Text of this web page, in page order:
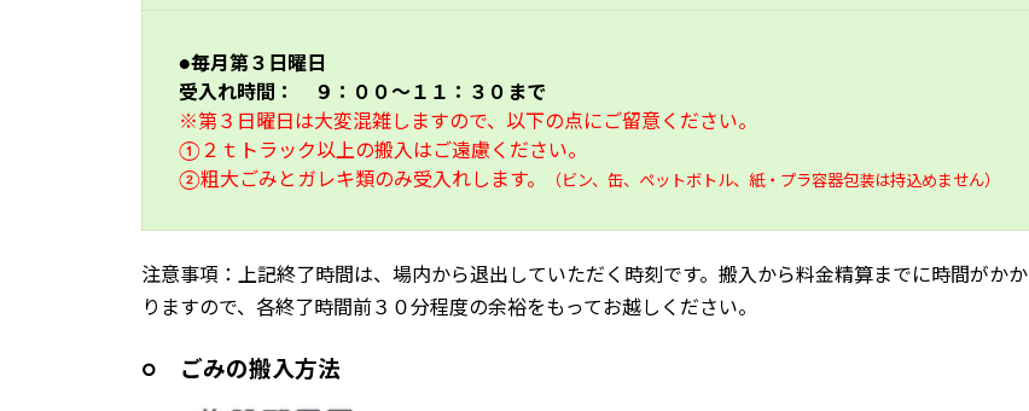
●毎月第３日曜日
受入れ時間： ９：００～１１：３０まで
※第３日曜日は大変混雑しますので、以下の点にご留意ください。
①２ｔトラック以上の搬入はご遠慮ください。
②粗大ごみとガレキ類のみ受入れします。
（ビン、缶、ペットボトル、紙・プラ容器包装は持込めません）
注意事項：上記終了時間は、場内から退出していただく時刻です。搬入から料金精算までに時間がかか
りますので、 各終了時間前３０分程度の余裕をもってお越しください。
○ ごみの搬入方法